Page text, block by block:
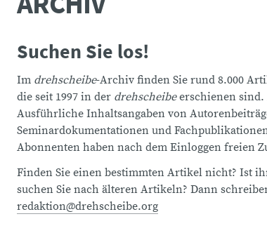
Suchen Sie los!
Im drehscheibe-Archiv finden Sie rund 8.000
die seit 1997 in der drehscheibeerschienen sind.
Ausführliche Inhaltsangaben von
Seminardokumentationen und
Abonnenten haben nach dem Einloggen freien
Finden Sie einen bestimmten Artikel nicht? Ist
suchen Sie nach älteren Artikeln? Dann
redaktion@drehscheibe.org